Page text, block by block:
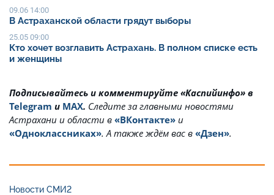
09.06 14:00
В Астраханской области грядут выборы
25.05 09:00
Кто хочет возглавить Астрахань. В полном списке есть
и женщины
Подписывайтесь и комментируйте «Каспийинфо» в
Telegram и MAX. Cледите за главными новостями
Астрахани и области в «ВКонтакте» и
«Одноклассниках». А также ждём вас в «Дзен».
Новости СМИ2